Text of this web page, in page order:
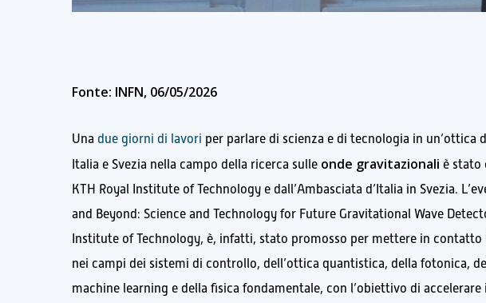
Fonte: INFN, 06/05/2026
Una due giorni di lavori per parlare di scienza e di tecnologia in
Italia e Svezia nella campo della ricerca sulle onde gravitazionali è stato
KTH Royal Institute of Technology e dall’Ambasciata d’Italia in Svezia.
and Beyond: Science and Technology for Future Gravitational Wave
Institute of Technology, è, infatti, stato promosso per mettere in
nei campi dei sistemi di controllo, dell’ottica quantistica, della fotonica,
machine learning e della fisica fondamentale, con l’obiettivo di